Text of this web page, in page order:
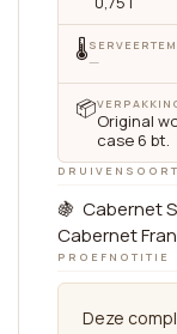
🌡—
📦Original
case 6 bt.
DRUIVENSOORT
🍇 Cabernet
Cabernet
PROEFNOTITIE
Deze